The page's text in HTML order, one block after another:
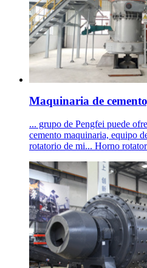
Maquinaria de
... grupo de Pengfei puede
cemento maquinaria, equipo
rotatorio de mi... Horno